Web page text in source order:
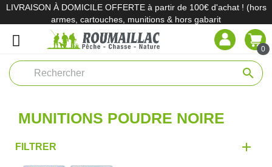
LIVRAISON À DOMICILE OFFERTE à partir de 100€ d'achat ! (hors
armes, cartouches, munitions & hors gabarit
0
search
MUNITIONS POUDRE NOIRE
FILTRER